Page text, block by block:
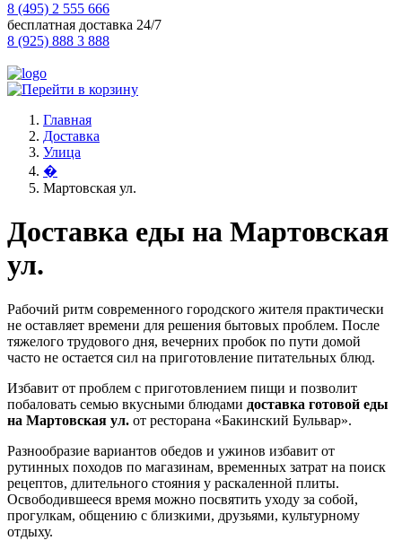
8 (495) 2 555 666
бесплатная доставка 24/7
8 (925) 888 3 888
Главная
Доставка
Улица
�
Мартовская ул.
Доставка еды на Мартовская
ул.
Рабочий ритм современного городского жителя практически
не оставляет времени для решения бытовых проблем. После
тяжелого трудового дня, вечерних пробок по пути домой
часто не остается сил на приготовление питательных блюд.
Избавит от проблем с приготовлением пищи и позволит
побаловать семью вкусными блюдами доставка готовой еды
на Мартовская ул. от ресторана «Бакинский Бульвар».
Разнообразие вариантов обедов и ужинов избавит от
рутинных походов по магазинам, временных затрат на поиск
рецептов, длительного стояния у раскаленной плиты.
Освободившееся время можно посвятить уходу за собой,
прогулкам, общению с близкими, друзьями, культурному
отдыху.